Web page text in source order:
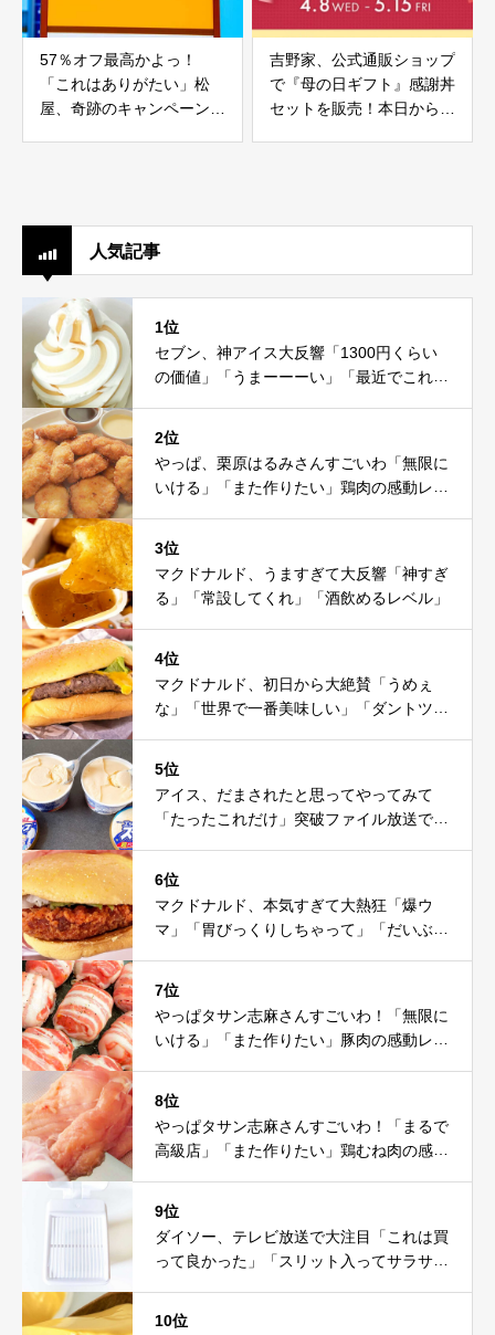
57％オフ最高かよっ！
「これはありがたい」松
屋、奇跡のキャンペーン開
吉野家、公式通販ショップ
で『母の日ギフト』感謝丼
セットを販売！本日から5
人気記事
1位
セブン、神アイス大反響「1300円くらい
の価値」「うまーーーい」「最近でこれが
2位
やっぱ、栗原はるみさんすごいわ「無限に
いける」「また作りたい」鶏肉の感動レシ
3位
マクドナルド、うますぎて大反響「神すぎ
る」「常設してくれ」「酒飲めるレベル」
4位
マクドナルド、初日から大絶賛「うめぇ
な」「世界で一番美味しい」「ダントツ」
5位
アイス、だまされたと思ってやってみて
「たったこれだけ」突破ファイル放送で大
6位
マクドナルド、本気すぎて大熱狂「爆ウ
マ」「胃びっくりしちゃって」「だいぶ攻
7位
やっぱタサン志麻さんすごいわ！「無限に
いける」「また作りたい」豚肉の感動レシ
8位
やっぱタサン志麻さんすごいわ！「まるで
高級店」「また作りたい」鶏むね肉の感動
9位
ダイソー、テレビ放送で大注目「これは買
って良かった」「スリット入ってサラサ
10位